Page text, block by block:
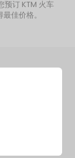
预订 KTM 火车
佳价格。